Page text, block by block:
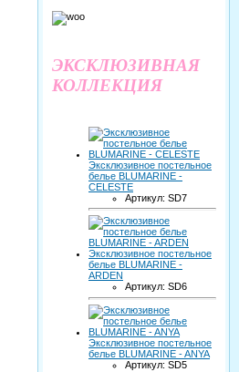
ЭКСКЛЮЗИВНАЯ
КОЛЛЕКЦИЯ
Эксклюзивное постельное
белье BLUMARINE -
CELESTE
Артикул: SD7
Эксклюзивное постельное
белье BLUMARINE -
ARDEN
Артикул: SD6
Эксклюзивное постельное
белье BLUMARINE - ANYA
Артикул: SD5